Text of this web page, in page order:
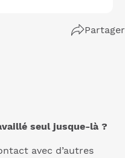
Partager
seul jusque-là ?
avec d’autres